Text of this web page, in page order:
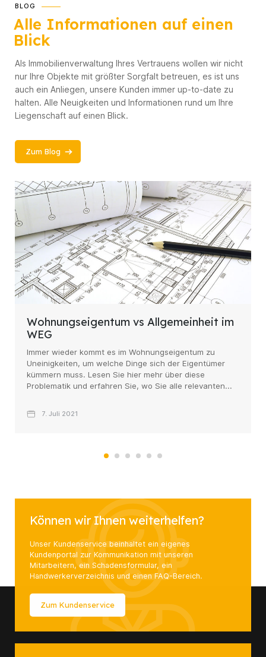
BLOG
Alle Informationen auf einen
Blick
Als Immobilienverwaltung Ihres Vertrauens wollen wir nicht
nur Ihre Objekte mit größter Sorgfalt betreuen, es ist uns
auch ein Anliegen, unsere Kunden immer up-to-date zu
halten. Alle Neuigkeiten und Informationen rund um Ihre
Liegenschaft auf einen Blick.
Zum Blog
Wohnungseigentum vs Allgemeinheit im
WEG
Immer wieder kommt es im Wohnungseigentum zu
Uneinigkeiten, um welche Dinge sich der Eigentümer
kümmern muss. Lesen Sie hier mehr über diese
Problematik und erfahren Sie, wo Sie alle relevanten...
7. Juli 2021
Können wir Ihnen weiterhelfen?
Unser Kundenservice beinhaltet ein eigenes
Kundenportal zur Kommunikation mit unseren
Mitarbeitern, ein Schadensformular, ein
Handwerkerverzeichnis und einen FAQ-Bereich.
Zum Kundenservice